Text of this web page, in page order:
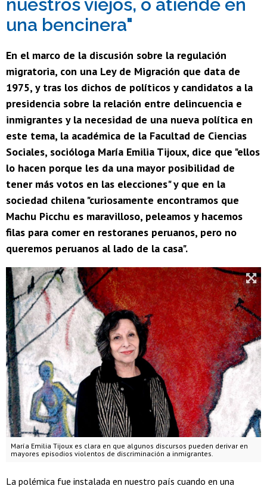
nuestros viejos, o atiende en
una bencinera"
En el marco de la discusión sobre la regulación
migratoria, con una Ley de Migración que data de
1975, y tras los dichos de políticos y candidatos a la
presidencia sobre la relación entre delincuencia e
inmigrantes y la necesidad de una nueva política en
este tema, la académica de la Facultad de Ciencias
Sociales, socióloga María Emilia Tijoux, dice que "ellos
lo hacen porque les da una mayor posibilidad de
tener más votos en las elecciones" y que en la
sociedad chilena "curiosamente encontramos que
Machu Picchu es maravilloso, peleamos y hacemos
filas para comer en restoranes peruanos, pero no
queremos peruanos al lado de la casa".
María Emilia Tijoux es clara en que algunos discursos pueden derivar en
mayores episodios violentos de discriminación a inmigrantes.
La polémica fue instalada en nuestro país cuando en una